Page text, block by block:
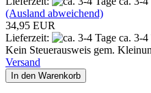
(Ausland abweichend)
34,95 EUR
Lieferzeit:
ca. 3-4
Kein Steuerausweis gem.
Versand
In den Warenkorb